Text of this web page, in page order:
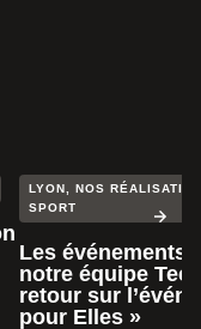
LYON,
NOS
SPORT
Les événements
notre équipe
retour sur
pour Elles »